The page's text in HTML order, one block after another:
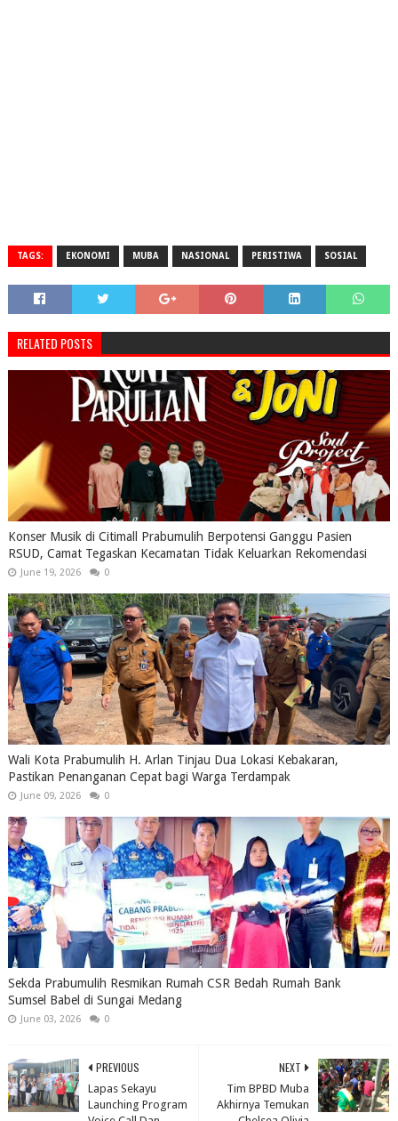
TAGS: EKONOMI MUBA NASIONAL PERISTIWA SOSIAL
RELATED POSTS
Konser Musik di Citimall Prabumulih Berpotensi Ganggu Pasien
RSUD, Camat Tegaskan Kecamatan Tidak Keluarkan Rekomendasi
June 19, 2026 0
Wali Kota Prabumulih H. Arlan Tinjau Dua Lokasi Kebakaran,
Pastikan Penanganan Cepat bagi Warga Terdampak
June 09, 2026 0
Sekda Prabumulih Resmikan Rumah CSR Bedah Rumah Bank
Sumsel Babel di Sungai Medang
June 03, 2026 0
NEXT
Tim BPBD Muba
Akhirnya Temukan
PREVIOUS
Lapas Sekayu
Launching Program